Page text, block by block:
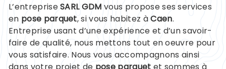
L’entrepriseSARL GDM vous propose ses services
en pose parquet, si vous habitez àCaen.
Entreprise usant d’une expérience et d’un savoir-
faire de qualité, nous mettons tout en oeuvre pour
vous satisfaire. Nous vous accompagnons ainsi